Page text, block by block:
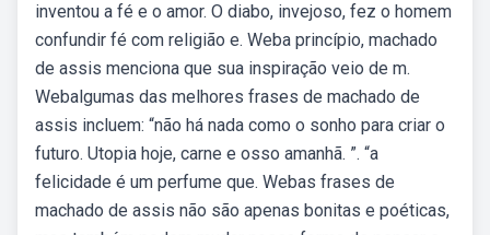
inventou a fé e o amor. O diabo, invejoso, fez o homem
confundir fé com religião e. Weba princípio, machado
de assis menciona que sua inspiração veio de m.
Webalgumas das melhores frases de machado de
assis incluem: “não há nada como o sonho para criar o
futuro. Utopia hoje, carne e osso amanhã. ”. “a
felicidade é um perfume que. Webas frases de
machado de assis não são apenas bonitas e poéticas,